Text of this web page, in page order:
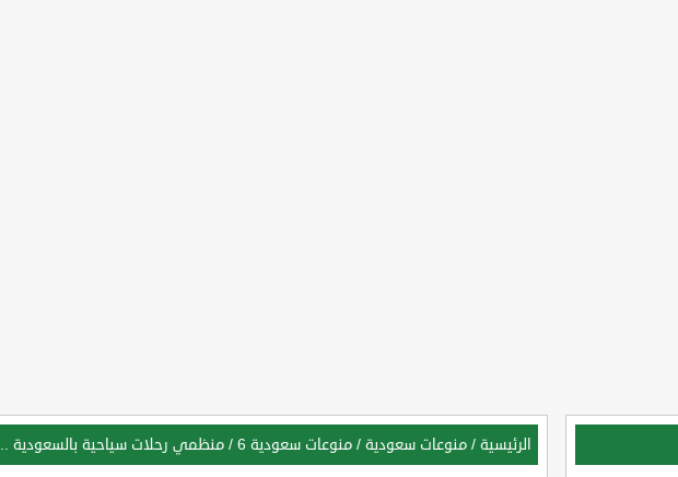
الرئيسية / منوعات سعودية / منوعات سعودية 6 / منظمي رحلات سياحية بالسعودية ..